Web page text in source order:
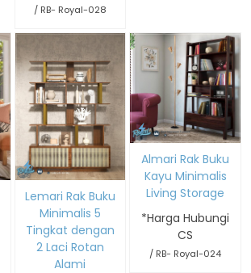
/ RB- Royal-028
Lemari Rak Buku
Minimalis 5
Tingkat dengan
2 Laci Rotan
Alami
Almari Rak Buku
Kayu Minimalis
Living Storage
*Harga Hubungi
CS
/ RB- Royal-024